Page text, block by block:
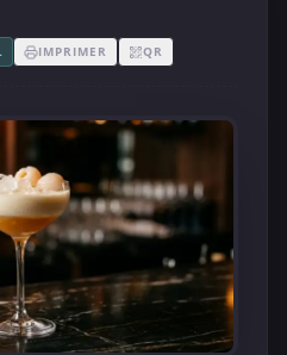
IMPRIMER QR